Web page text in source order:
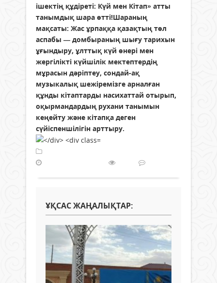
ішектің құдіреті: Күй мен Кітап» атты
танымдық шара өтті!Шараның
мақсаты: Жас ұрпаққа қазақтың төл
аспабы — домбыраның шығу тарихын
ұғындыру, ұлттық күй өнері мен
жергілікті күйшілік мектептердің
мұрасын дәріптеу, сондай-ақ
музыкалық шежіремізге арналған
құнды кітаптарды насихаттай отырып,
оқырмандардың рухани танымын
кеңейту және кітапқа деген
сүйіспеншілігін арттыру.
ҰҚСАС ЖАҢАЛЫҚТАР: